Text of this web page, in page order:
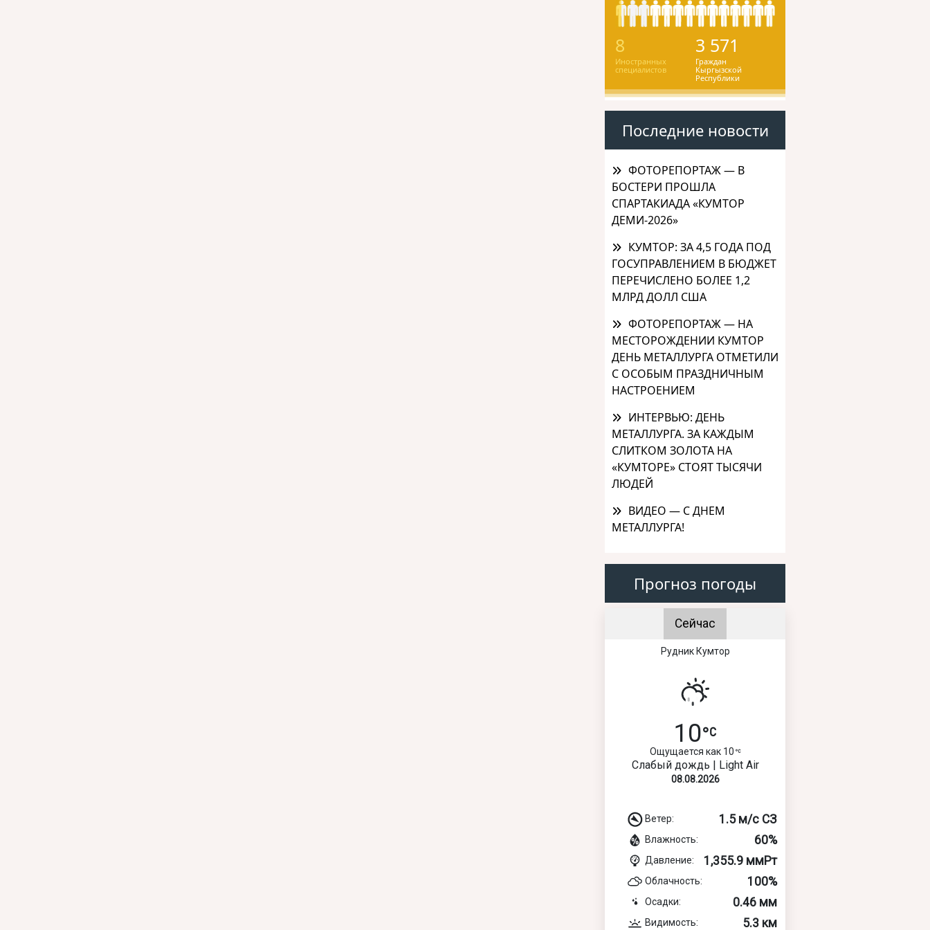
8
Иностранных
специалистов
3 571
Граждан
Кыргызской
Республики
Последние новости
ФОТОРЕПОРТАЖ — В
БОСТЕРИ ПРОШЛА
СПАРТАКИАДА «КУМТОР
ДЕМИ-2026»
КУМТОР: ЗА 4,5 ГОДА ПОД
ГОСУПРАВЛЕНИЕМ В БЮДЖЕТ
ПЕРЕЧИСЛЕНО БОЛЕЕ 1,2
МЛРД ДОЛЛ США
ФОТОРЕПОРТАЖ — НА
МЕСТОРОЖДЕНИИ КУМТОР
ДЕНЬ МЕТАЛЛУРГА ОТМЕТИЛИ
С ОСОБЫМ ПРАЗДНИЧНЫМ
НАСТРОЕНИЕМ
ИНТЕРВЬЮ: ДЕНЬ
МЕТАЛЛУРГА. ЗА КАЖДЫМ
СЛИТКОМ ЗОЛОТА НА
«КУМТОРЕ» СТОЯТ ТЫСЯЧИ
ЛЮДЕЙ
ВИДЕО — С ДНЕМ
МЕТАЛЛУРГА!
Прогноз погоды
Сейчас
Рудник Кумтор
10
Ощущается как 10
Слабый дождь | Light Air
08.08.2026
Ветер: 1.5 м/с СЗ
Влажность: 60%
Давление: 1,355.9 ммРт
Облачность: 100%
Осадки: 0.46 мм
Видимость: 5.3 км